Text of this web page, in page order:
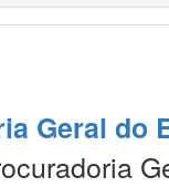
Geral do